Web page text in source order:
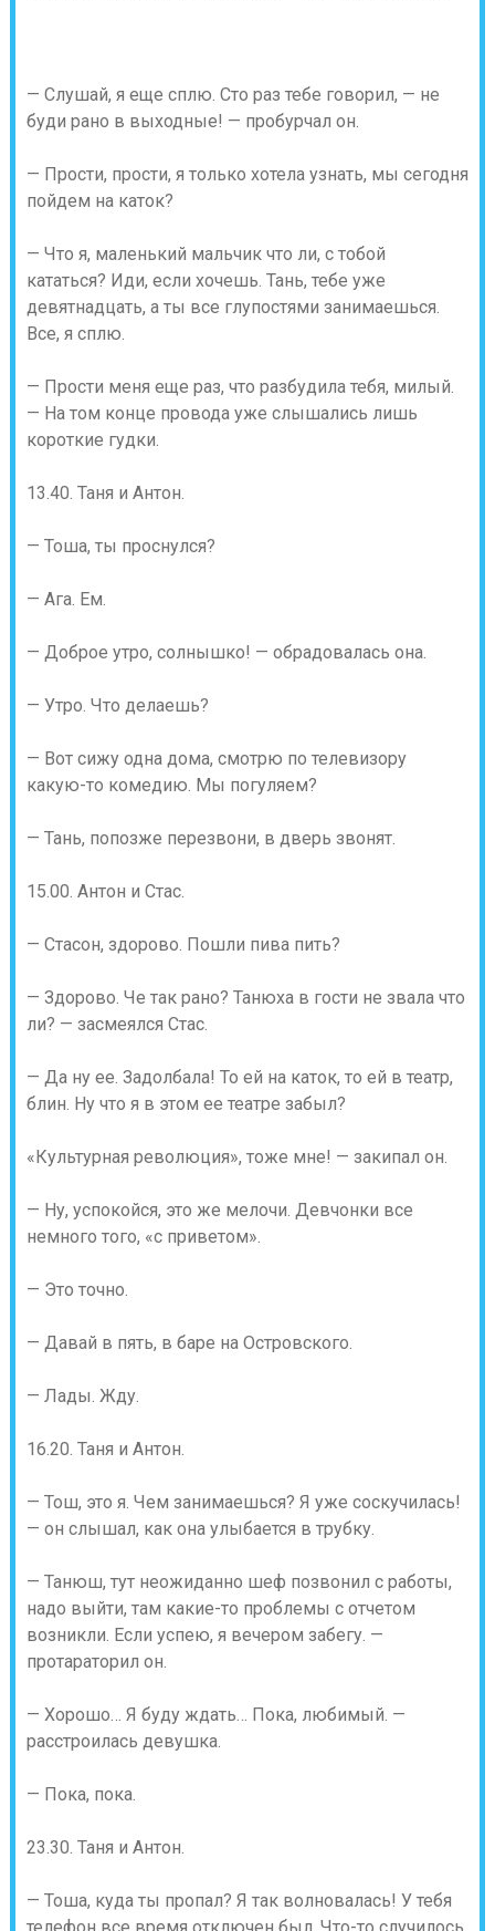
— Слушай, я еще сплю. Сто раз тебе говорил, — не
буди рано в выходные! — пробурчал он.
— Прости, прости, я только хотела узнать, мы сегодня
пойдем на каток?
— Что я, маленький мальчик что ли, с тобой
кататься? Иди, если хочешь. Тань, тебе уже
девятнадцать, а ты все глупостями занимаешься.
Все, я сплю.
— Прости меня еще раз, что разбудила тебя, милый.
— На том конце провода уже слышались лишь
короткие гудки.
13.40. Таня и Антон.
— Тоша, ты проснулся?
— Ага. Ем.
— Доброе утро, солнышко! — обрадовалась она.
— Утро. Что делаешь?
— Вот сижу одна дома, смотрю по телевизору
какую-то комедию. Мы погуляем?
— Тань, попозже перезвони, в дверь звонят.
15.00. Антон и Стас.
— Стасон, здорово. Пошли пива пить?
— Здорово. Че так рано? Танюха в гости не звала что
ли? — засмеялся Стас.
— Да ну ее. Задолбала! То ей на каток, то ей в театр,
блин. Ну что я в этом ее театре забыл?
«Культурная революция», тоже мне! — закипал он.
— Ну, успокойся, это же мелочи. Девчонки все
немного того, «с приветом».
— Это точно.
— Давай в пять, в баре на Островского.
— Лады. Жду.
16.20. Таня и Антон.
— Тош, это я. Чем занимаешься? Я уже соскучилась!
— он слышал, как она улыбается в трубку.
— Танюш, тут неожиданно шеф позвонил с работы,
надо выйти, там какие-то проблемы с отчетом
возникли. Если успею, я вечером забегу. —
протараторил он.
— Хорошо… Я буду ждать… Пока, любимый. —
расстроилась девушка.
— Пока, пока.
23.30. Таня и Антон.
— Тоша, куда ты пропал? Я так волновалась! У тебя